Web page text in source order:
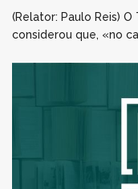
(Relator: Paulo Reis)
considerou que, «no